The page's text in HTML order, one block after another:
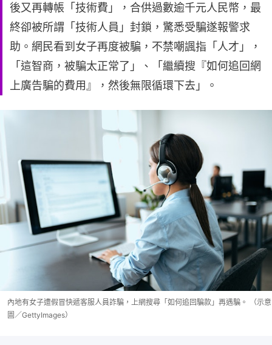
後又再轉帳「技術費」，合供過數逾千元人民幣，最
終卻被所謂「技術人員」封鎖，驚悉受騙遂報警求
助。網民看到女子再度被騙，不禁嘲諷指「人才」，
「這智商，被騙太正常了」、「繼續搜『如何追回網
上廣告騙的費用』，然後無限循環下去」。
內地有女子遭假冒快遞客服人員詐騙，上網搜尋「如何追回騙款」再遇騙。 （示意
圖／GettyImages）